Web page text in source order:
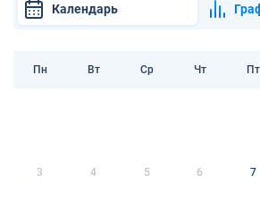
Календарь
Пн Вт Ср Чт Пт
3 4 5 6 7